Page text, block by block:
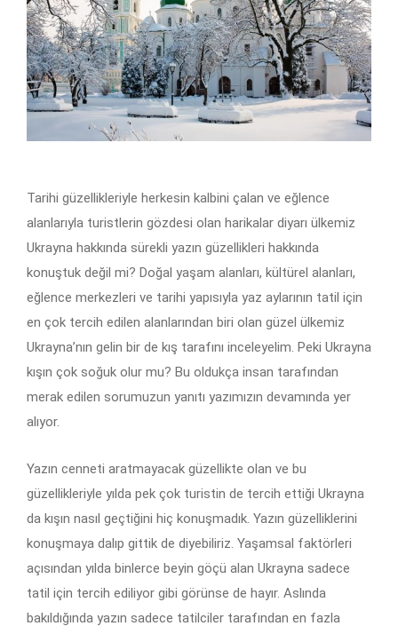
Tarihi güzellikleriyle herkesin kalbini çalan ve eğlence
alanlarıyla turistlerin gözdesi olan harikalar diyarı ülkemiz
Ukrayna hakkında sürekli yazın güzellikleri hakkında
konuştuk değil mi? Doğal yaşam alanları, kültürel alanları,
eğlence merkezleri ve tarihi yapısıyla yaz aylarının tatil için
en çok tercih edilen alanlarından biri olan güzel ülkemiz
Ukrayna’nın gelin bir de kış tarafını inceleyelim. Peki Ukrayna
kışın çok soğuk olur mu? Bu oldukça insan tarafından
merak edilen sorumuzun yanıtı yazımızın devamında yer
alıyor.
Yazın cenneti aratmayacak güzellikte olan ve bu
güzellikleriyle yılda pek çok turistin de tercih ettiği Ukrayna
da kışın nasıl geçtiğini hiç konuşmadık. Yazın güzelliklerini
konuşmaya dalıp gittik de diyebiliriz. Yaşamsal faktörleri
açısından yılda binlerce beyin göçü alan Ukrayna sadece
tatil için tercih ediliyor gibi görünse de hayır. Aslında
bakıldığında yazın sadece tatilciler tarafından en fazla